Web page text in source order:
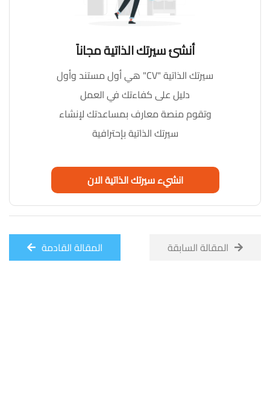
أنشئ سيرتك الذاتية مجاناً
سيرتك الذاتية "CV" هي أول مستند وأول
دليل على كفاءتك في العمل
وتقوم منصة معارف بمساعدتك لإنشاء
سيرتك الذاتية بإحترافية
انشيء سيرتك الذاتية الان
المقالة السابقة المقالة القادمة